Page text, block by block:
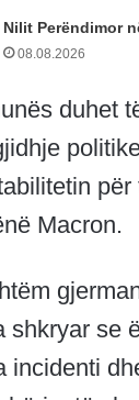
Nilit Perëndimor
08.08.2026
duhet
Macron.
shkryar se
incidenti